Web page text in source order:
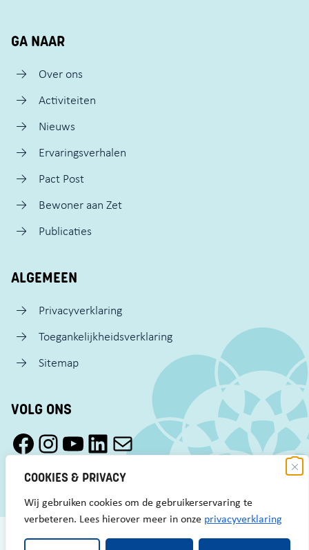
COOKIES & PRIVACY
Wij gebruiken cookies om de gebruikerservaring te
verbeteren. Lees hierover meer in onze privacyverklaring
GA NAAR
Over ons
Activiteiten
Nieuws
Ervaringsverhalen
Pact Post
Bewoner aan Zet
Publicaties
ALGEMEEN
Privacyverklaring
Toegankelijkheidsverklaring
Sitemap
VOLG ONS
Facebook Pact Zaandam OostInstagram Pact Zaandam OostYouTube Pact Zaandam OostLinkedIn
Mail